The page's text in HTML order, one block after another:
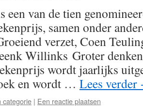
een van de tien
samen onder
verzet, Coen
Willinks Groter
wordt jaarlijks
en wordt … Lees verder
categorie | Een reactie plaatsen